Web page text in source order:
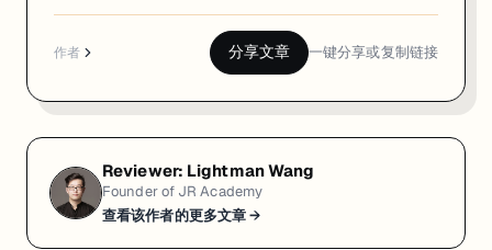
作者 分享文章 一键分享或复制链接
Reviewer: Lightman Wang
Founder of JR Academy
查看该作者的更多文章 →